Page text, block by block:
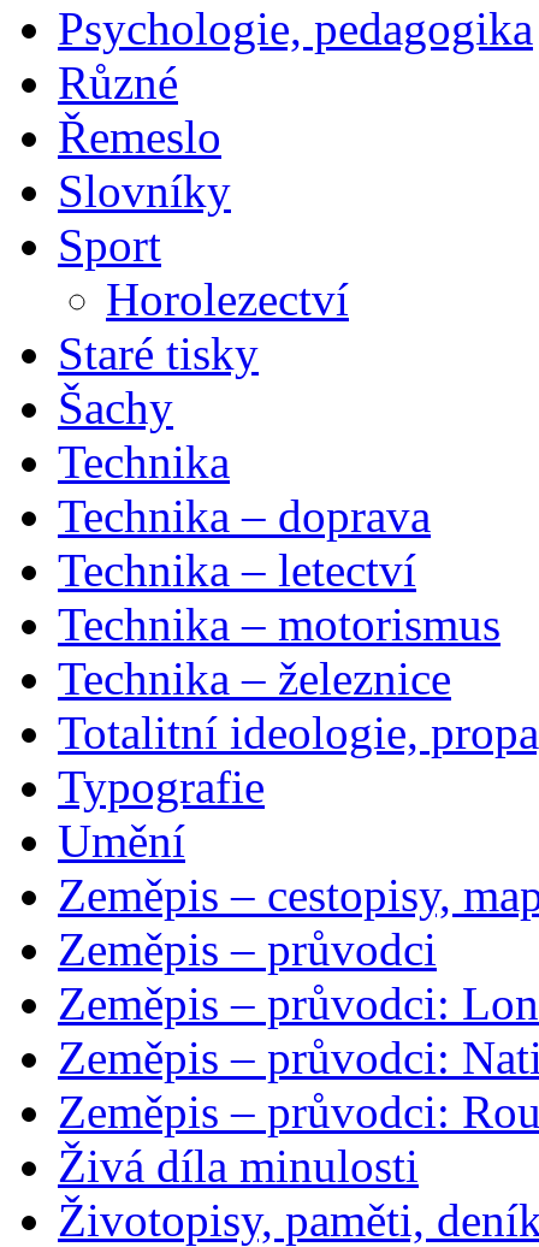
Psychologie, pedagogika
Různé
Řemeslo
Slovníky
Sport
Horolezectví
Staré tisky
Šachy
Technika
Technika – doprava
Technika – letectví
Technika – motorismus
Technika – železnice
Totalitní ideologie,
Typografie
Umění
Zeměpis – cestopisy,
Zeměpis – průvodci
Zeměpis – průvodci:
Zeměpis – průvodci:
Zeměpis – průvodci:
Živá díla minulosti
Životopisy, paměti,